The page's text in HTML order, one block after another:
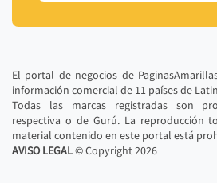
El portal de negocios de
información comercial de 11 países de
Todas las marcas registradas son
respectiva o de Gurú. La reproducción
material contenido en este portal está
AVISO LEGAL© Copyright2026